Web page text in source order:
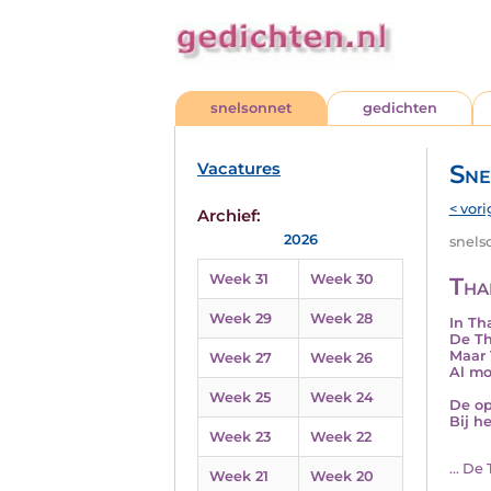
snelsonnet gedichten
Vacatures
Archief:
2026
Week 31 Week 30
Week 29 Week 28
Week 27 Week 26
Week 25 Week 24
Week 23 Week 22
Week 21 Week 20
<
In
De
Maar
Al
De
Bij
...